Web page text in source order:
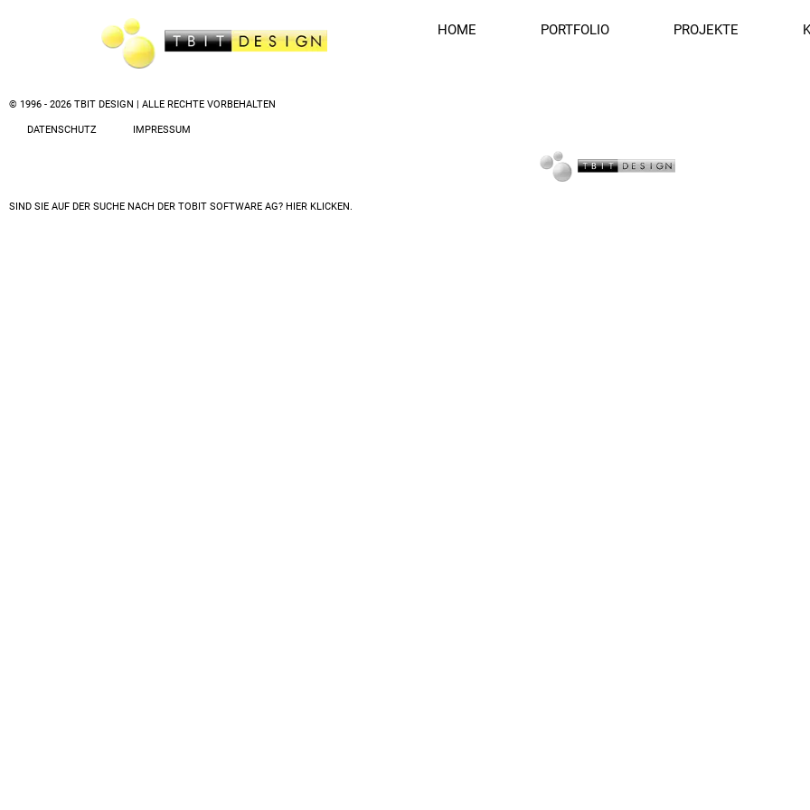
HOME PORTFOLIO PROJEKTE
© 1996 - 2026 TBIT DESIGN | ALLE RECHTE VORBEHALTEN
DATENSCHUTZ IMPRESSUM
SIND SIE AUF DER SUCHE NACH DER TOBIT SOFTWARE AG? HIER KLICKEN.